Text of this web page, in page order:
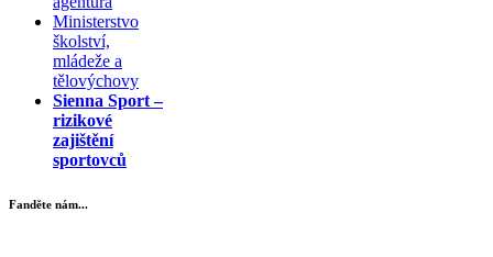
Ministerstvo
školství,
mládeže a
tělovýchovy
Sienna Sport –
rizikové
zajištění
sportovců
Fanděte nám...